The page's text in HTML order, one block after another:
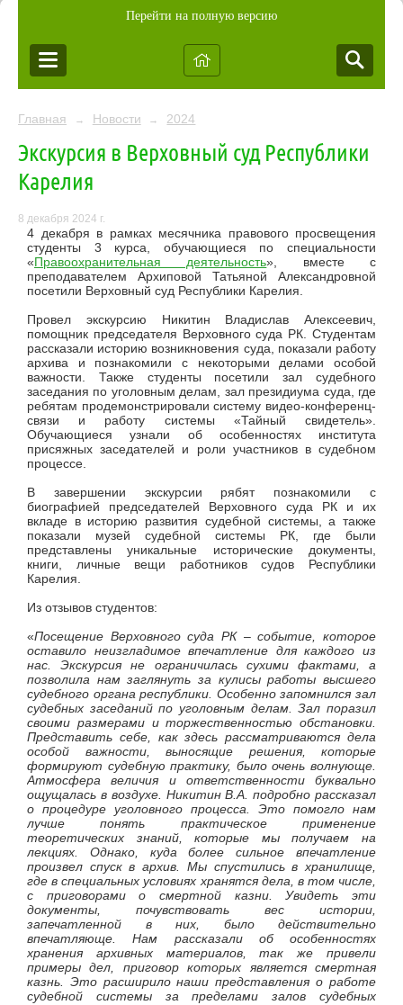
Перейти на полную версию
Главная → Новости → 2024
Экскурсия в Верховный суд Республики
Карелия
8 декабря 2024 г.
4 декабря в рамках месячника правового просвещения
студенты 3 курса, обучающиеся по специальности
«Правоохранительная деятельность», вместе с
преподавателем Архиповой Татьяной Александровной
посетили Верховный суд Республики Карелия.
Провел экскурсию Никитин Владислав Алексеевич,
помощник председателя Верховного суда РК. Студентам
рассказали историю возникновения суда, показали работу
архива и познакомили с некоторыми делами особой
важности. Также студенты посетили зал судебного
заседания по уголовным делам, зал президиума суда, где
ребятам продемонстрировали систему видео-конференц-
связи и работу системы «Тайный свидетель».
Обучающиеся узнали об особенностях института
присяжных заседателей и роли участников в судебном
процессе.
В завершении экскурсии рябят познакомили с
биографией председателей Верховного суда РК и их
вкладе в историю развития судебной системы, а также
показали музей судебной системы РК, где были
представлены уникальные исторические документы,
книги, личные вещи работников судов Республики
Карелия.
Из отзывов студентов:
«Посещение Верховного суда РК – событие, которое
оставило неизгладимое впечатление для каждого из
нас. Экскурсия не ограничилась сухими фактами, а
позволила нам заглянуть за кулисы работы высшего
судебного органа республики. Особенно запомнился зал
судебных заседаний по уголовным делам. Зал поразил
своими размерами и торжественностью обстановки.
Представить себе, как здесь рассматриваются дела
особой важности, выносящие решения, которые
формируют судебную практику, было очень волнующе.
Атмосфера величия и ответственности буквально
ощущалась в воздухе. Никитин В.А. подробно рассказал
о процедуре уголовного процесса. Это помогло нам
лучше понять практическое применение
теоретических знаний, которые мы получаем на
лекциях. Однако, куда более сильное впечатление
произвел спуск в архив. Мы спустились в хранилище,
где в специальных условиях хранятся дела, в том числе,
с приговорами о смертной казни. Увидеть эти
документы, почувствовать вес истории,
запечатленной в них, было действительно
впечатляюще. Нам рассказали об особенностях
хранения архивных материалов, так же привели
примеры дел, приговор которых является смертная
казнь. Это расширило наши представления о работе
судебной системы за пределами залов судебных